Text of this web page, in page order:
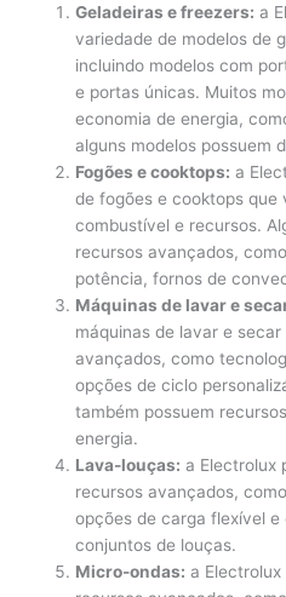
Geladeiras e freezers: a
variedade de modelos de
incluindo modelos com
e portas únicas. Muitos
economia de energia,
alguns modelos possuem
Fogões e cooktops: a
de fogões e cooktops que
combustível e recursos.
recursos avançados,
potência, fornos de
Máquinas de lavar e
máquinas de lavar e
avançados, como
opções de ciclo
também possuem
energia.
Lava-louças: a Electrolux
recursos avançados,
opções de carga flexível
conjuntos de louças.
Micro-ondas: a